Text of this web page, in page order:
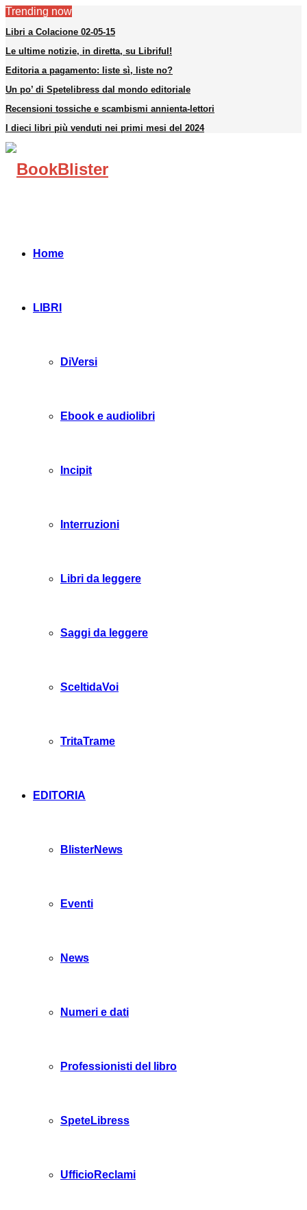
Trending now
Libri a Colacione 02-05-15
Le ultime notizie, in diretta, su Libriful!
Editoria a pagamento: liste sì, liste no?
Un po’ di Spetelibress dal mondo editoriale
Recensioni tossiche e scambismi annienta-lettori
I dieci libri più venduti nei primi mesi del 2024
Facebook
Instagram
Linkedin
Youtube
Telegram
Home
LIBRI
DiVersi
Ebook e audiolibri
Incipit
Interruzioni
Libri da leggere
Saggi da leggere
SceltidaVoi
TritaTrame
EDITORIA
BlisterNews
Eventi
News
Numeri e dati
Professionisti del libro
SpeteLibress
UfficioReclami